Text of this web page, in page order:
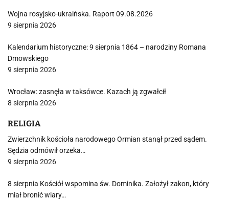
Wojna rosyjsko-ukraińska. Raport 09.08.2026
9 sierpnia 2026
Kalendarium historyczne: 9 sierpnia 1864 – narodziny Romana
Dmowskiego
9 sierpnia 2026
Wrocław: zasnęła w taksówce. Kazach ją zgwałcił
8 sierpnia 2026
RELIGIA
Zwierzchnik kościoła narodowego Ormian stanął przed sądem.
Sędzia odmówił orzeka…
9 sierpnia 2026
8 sierpnia Kościół wspomina św. Dominika. Założył zakon, który
miał bronić wiary…